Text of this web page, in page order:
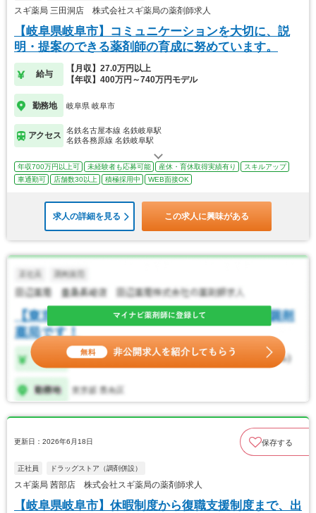
スギ薬局 三田洞店 株式会社スギ薬局の薬剤師求人
【岐阜県岐阜市】コミュニケーションを大切に、説
明・提案のできる薬剤師の育成に努めています。
給与
【月収】27.0万円以上
【年収】400万円～740万円モデル
勤務地 岐阜県 岐阜市
アクセス
名鉄名古屋本線 名鉄岐阜駅
名鉄各務原線 名鉄岐阜駅
年収700万円以上可 未経験者も応募可能 産休・育休取得実績有り
スキルアップ
車通勤可
店舗数30以上 積極採用中 WEB面接OK
求人の詳細を見る この求人に興味がある
更新日：2026年6月18日 保存する
正社員 ドラッグストア（調剤併設）
スギ薬局 茜部店 株式会社スギ薬局の薬剤師求人
【岐阜県岐阜市】休暇制度から復職支援制度まで、出